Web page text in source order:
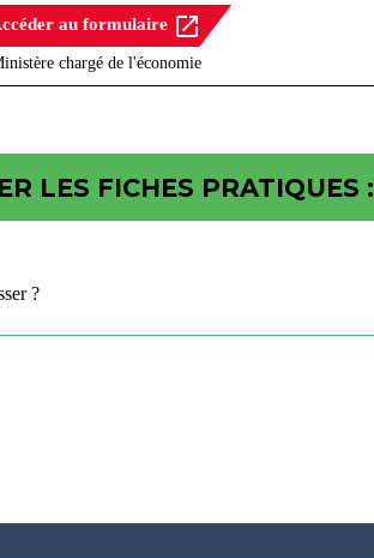
au formulaire open_in_new
chargé de l'économie
LES FICHES PRATIQUES :
?